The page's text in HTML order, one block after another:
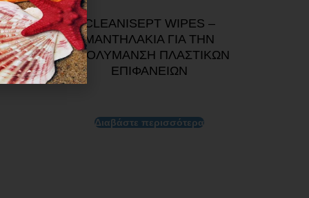
CLEANISEPT WIPES –
ΜΑΝΤΗΛΑΚΙΑ ΓΙΑ ΤΗΝ
ΑΠΟΛΥΜΑΝΣΗ ΠΛΑΣΤΙΚΩΝ
ΕΠΙΦΑΝΕΙΩΝ
Διαβάστε περισσότερα